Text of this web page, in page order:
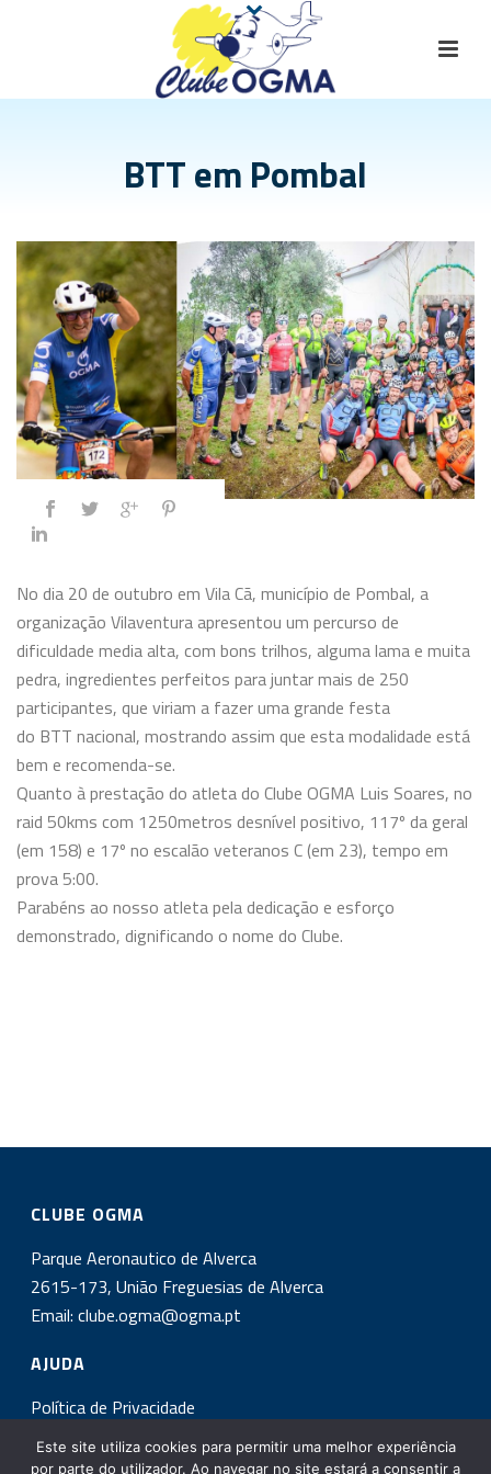
BTT em Pombal
No dia 20 de outubro em Vila Cã, município de Pombal, a
organização Vilaventura apresentou um percurso de
dificuldade media alta, com bons trilhos, alguma lama e muita
pedra, ingredientes perfeitos para juntar mais de 250
participantes, que viriam a fazer uma grande festa
do BTT nacional, mostrando assim que esta modalidade está
bem e recomenda-se.
Quanto à prestação do atleta do Clube OGMA Luis Soares, no
raid 50kms com 1250metros desnível positivo, 117º da geral
(em 158) e 17º no escalão veteranos C (em 23), tempo em
prova 5:00.
Parabéns ao nosso atleta pela dedicação e esforço
demonstrado, dignificando o nome do Clube.
CLUBE OGMA
Parque Aeronautico de Alverca
2615-173, União Freguesias de Alverca
Email:clube.ogma@ogma.pt
AJUDA
Política de Privacidade
INSCREVA-SE NA NOSSA NEWSLETTER!
Este site utiliza cookies para permitir uma melhor experiência
por parte do utilizador. Ao navegar no site estará a consentir a